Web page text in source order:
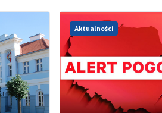
Aktualności